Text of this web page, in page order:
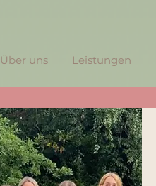
Über uns Leistungen